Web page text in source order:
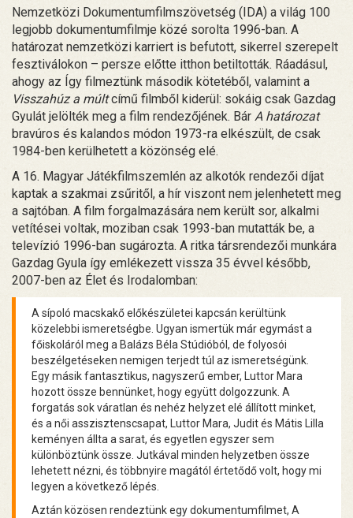
Nemzetközi Dokumentumfilmszövetség (IDA) a világ 100
legjobb dokumentumfilmje közé sorolta 1996-ban. A
határozat nemzetközi karriert is befutott, sikerrel szerepelt
fesztiválokon – persze előtte itthon betiltották. Ráadásul,
ahogy az Így filmeztünk második kötetéből, valamint a
Visszahúz a múltcímű filmből kiderül: sokáig csak Gazdag
Gyulát jelölték meg a film rendezőjének. Bár A határozat
bravúros és kalandos módon 1973-ra elkészült, de csak
1984-ben kerülhetett a közönség elé.
A 16. Magyar Játékfilmszemlén az alkotók rendezői díjat
kaptak a szakmai zsűritől, a hír viszont nem jelenhetett meg
a sajtóban. A film forgalmazására nem került sor, alkalmi
vetítései voltak, moziban csak 1993-ban mutatták be, a
televízió 1996-ban sugározta. A ritka társrendezői munkára
Gazdag Gyula így emlékezett vissza 35 évvel később,
2007-ben az Élet és Irodalomban:
A sípoló macskakő előkészületei kapcsán kerültünk
közelebbi ismeretségbe. Ugyan ismertük már egymást a
főiskoláról meg a Balázs Béla Stúdióból, de folyosói
beszélgetéseken nemigen terjedt túl az ismeretségünk.
Egy másik fantasztikus, nagyszerű ember, Luttor Mara
hozott össze bennünket, hogy együtt dolgozzunk. A
forgatás sok váratlan és nehéz helyzet elé állított minket,
és a női asszisztenscsapat, Luttor Mara, Judit és Mátis Lilla
keményen állta a sarat, és egyetlen egyszer sem
különböztünk össze. Jutkával minden helyzetben össze
lehetett nézni, és többnyire magától értetődő volt, hogy mi
legyen a következő lépés.
Aztán közösen rendeztünk egy dokumentumfilmet, A